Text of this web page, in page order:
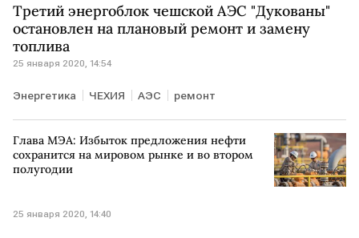
Третий энергоблок чешской АЭС "Дукованы"
остановлен на плановый ремонт и замену
топлива
25 января 2020, 14:54
Энергетика ЧЕХИЯ АЭС ремонт
Глава МЭА: Избыток предложения нефти
сохранится на мировом рынке и во втором
полугодии
25 января 2020, 14:40